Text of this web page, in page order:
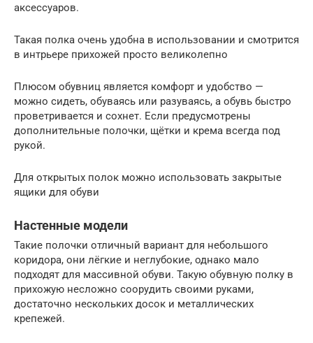
аксессуаров.
Такая полка очень удобна в использовании и смотрится
в интрьере прихожей просто великолепно
Плюсом обувниц является комфорт и удобство —
можно сидеть, обуваясь или разуваясь, а обувь быстро
проветривается и сохнет. Если предусмотрены
дополнительные полочки, щётки и крема всегда под
рукой.
Для открытых полок можно использовать закрытые
ящики для обуви
Настенные модели
Такие полочки отличный вариант для небольшого
коридора, они лёгкие и неглубокие, однако мало
подходят для массивной обуви. Такую обувную полку в
прихожую несложно соорудить своими руками,
достаточно нескольких досок и металлических
крепежей.